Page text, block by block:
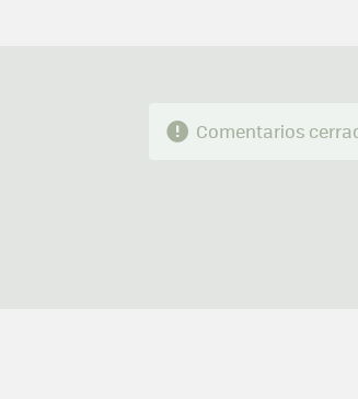
Comentarios